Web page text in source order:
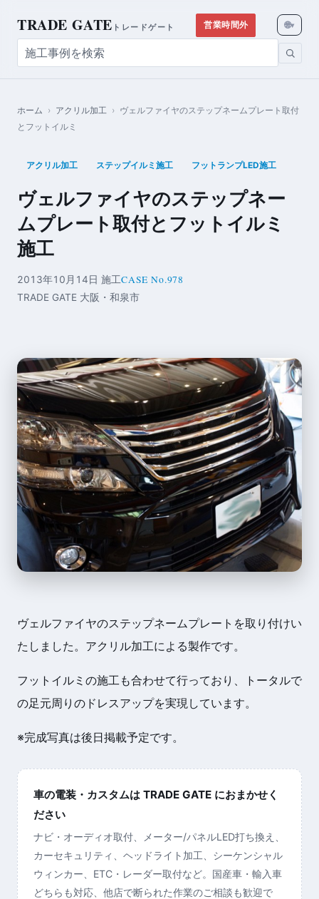
TRADE GATE トレードゲート 営業時間外 🌐▾
ホーム › アクリル加工 › ヴェルファイヤのステップネームプレート取付
とフットイルミ
アクリル加工 ステップイルミ施工 フットランプLED施工
ヴェルファイヤのステップネー
ムプレート取付とフットイルミ
施工
2013年10月14日 施工CASE No.978
TRADE GATE 大阪・和泉市
ヴェルファイヤのステップネームプレートを取り付けい
たしました。アクリル加工による製作です。
フットイルミの施工も合わせて行っており、トータルで
の足元周りのドレスアップを実現しています。
※完成写真は後日掲載予定です。
車の電装・カスタムは TRADE GATE におまかせく
ださい
ナビ・オーディオ取付、メーター/パネルLED打ち換え、
カーセキュリティ、ヘッドライト加工、シーケンシャル
ウィンカー、ETC・レーダー取付など。国産車・輸入車
どちらも対応、他店で断られた作業のご相談も歓迎で